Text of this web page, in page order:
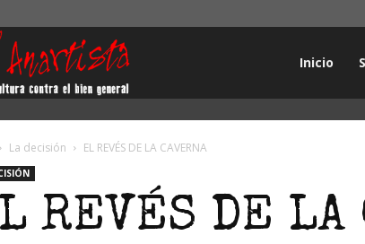
Inicio
La decisión EL REVÉS DE LA CAVERNA
REVÉS DE LA